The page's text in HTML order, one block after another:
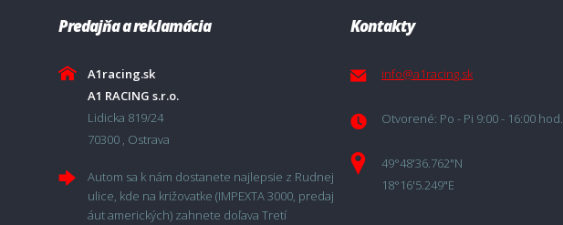
Predajňa a reklamácia
A1racing.sk
A1 RACING s.r.o.
Lidicka 819/24
70300 , Ostrava
Autom sa k nám dostanete najlepsie z Rudnej
ulice, kde na križovatke (IMPEXTA 3000, predaj
áut amerických) zahnete doľava Tretí
Kontakty
info@a1racing.sk
Otvorené: Po - Pi 9:00 - 16:00 hod.
49°48'36.762"N
18°16'5.249"E